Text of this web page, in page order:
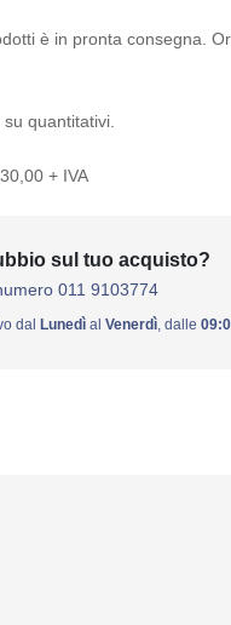
è in pronta consegna.
quantitativi.
+ IVA
sul tuo acquisto?
011 9103774
dal Lunedìal Venerdì, dalle